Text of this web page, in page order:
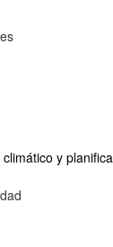
y